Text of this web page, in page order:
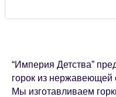
“Империя Детства”
горок из нержавеющей
Мы изготавливаем